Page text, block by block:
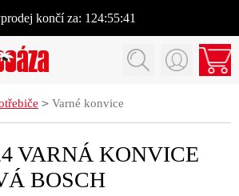
končí za: 124:55:41
> Varné konvice
VARNÁ KONVICE
BOSCH